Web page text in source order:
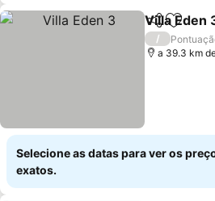
Partilhar
Villa Eden
/
a 39.3 km
Selecione as datas para ver os
exatos.